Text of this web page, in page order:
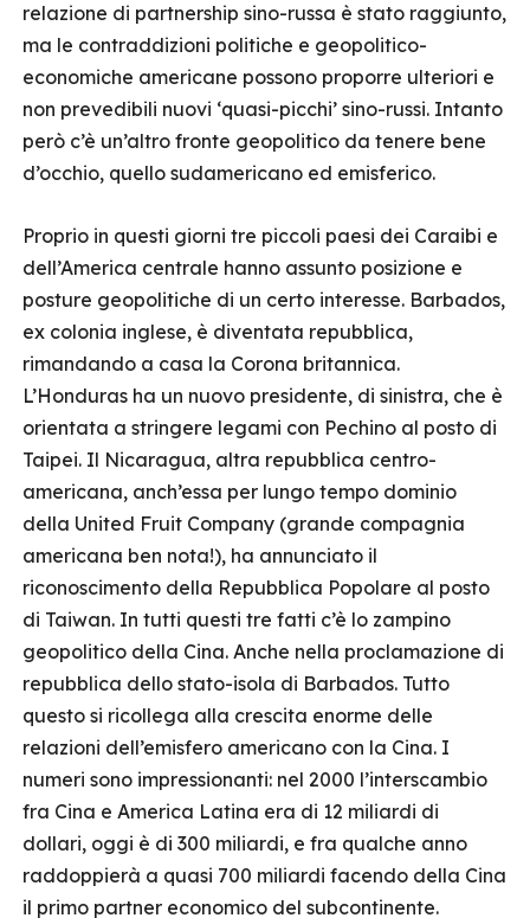
relazione di partnership sino-russa è stato raggiunto,
ma le contraddizioni politiche e geopolitico-
economiche americane possono proporre ulteriori e
non prevedibili nuovi ‘quasi-picchi’ sino-russi. Intanto
però c’è un’altro fronte geopolitico da tenere bene
d’occhio, quello sudamericano ed emisferico.
Proprio in questi giorni tre piccoli paesi dei Caraibi e
dell’America centrale hanno assunto posizione e
posture geopolitiche di un certo interesse. Barbados,
ex colonia inglese, è diventata repubblica,
rimandando a casa la Corona britannica.
L’Honduras ha un nuovo presidente, di sinistra, che è
orientata a stringere legami con Pechino al posto di
Taipei. Il Nicaragua, altra repubblica centro-
americana, anch’essa per lungo tempo dominio
della United Fruit Company (grande compagnia
americana ben nota!), ha annunciato il
riconoscimento della Repubblica Popolare al posto
di Taiwan. In tutti questi tre fatti c’è lo zampino
geopolitico della Cina. Anche nella proclamazione di
repubblica dello stato-isola di Barbados. Tutto
questo si ricollega alla crescita enorme delle
relazioni dell’emisfero americano con la Cina. I
numeri sono impressionanti: nel 2000 l’interscambio
fra Cina e America Latina era di 12 miliardi di
dollari, oggi è di 300 miliardi, e fra qualche anno
raddoppierà a quasi 700 miliardi facendo della Cina
il primo partner economico del subcontinente.